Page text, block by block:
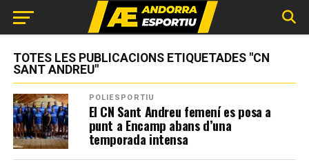
TOTES LES PUBLICACIONS ETIQUETADES "CN
SANT ANDREU"
POLIESPORTIU
El CN Sant Andreu femení es posa a
punt a Encamp abans d’una
temporada intensa